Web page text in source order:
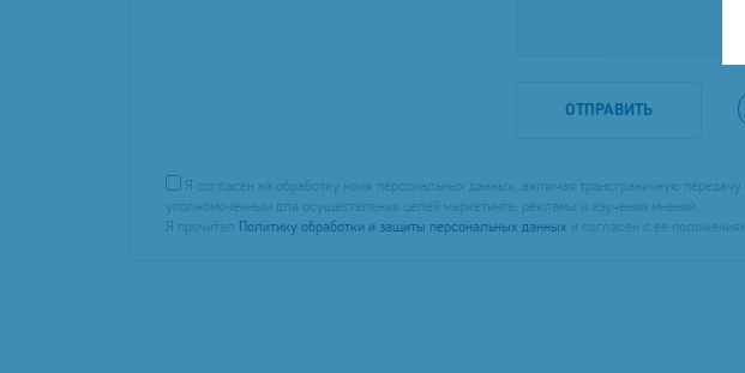
ОТПРАВИТЬ
Я согласен на обработку моих персональных данных, включая трансграничную передачу
уполномоченным для осуществления целей маркетинга, рекламы и изучения мнений.
Я прочитал Политику обработки и защиты персональных данных и согласен с ее